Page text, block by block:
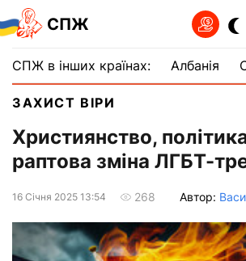
СПЖ
СПЖ в інших країнах: Албанія
ЗАХИСТ ВІРИ
Християнство,
раптова зміна ЛГБТ-
16 Сiчня 2025 13:54 268 Автор: